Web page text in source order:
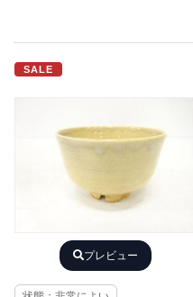
SALE
プレビュー